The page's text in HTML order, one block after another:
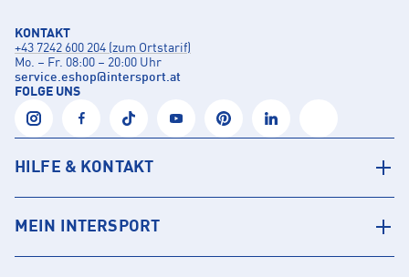
KONTAKT
+43 7242 600 204 (zum Ortstarif)
Mo. – Fr. 08:00 – 20:00 Uhr
service.eshop@intersport.at
FOLGE UNS
HILFE & KONTAKT
MEIN INTERSPORT